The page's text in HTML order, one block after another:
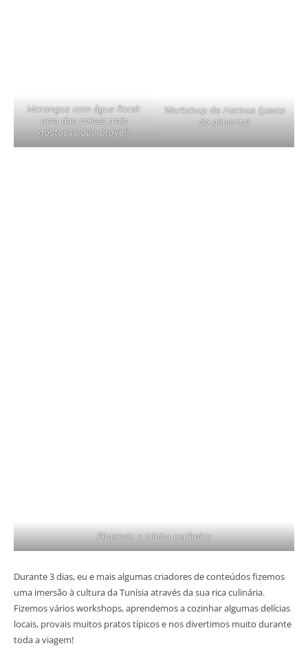
Morangos com água floral:
uma das coisas mais
gostosas que provei!
Workshop de Harissa (pasta
de pimenta)
Pintando a minha cerâmica
Durante 3 dias, eu e mais algumas criadores de conteúdos fizemos
uma imersão à cultura da Tunísia através da sua rica culinária.
Fizemos vários workshops, aprendemos a cozinhar algumas delícias
locais, provais muitos pratos típicos e nos divertimos muito durante
toda a viagem!